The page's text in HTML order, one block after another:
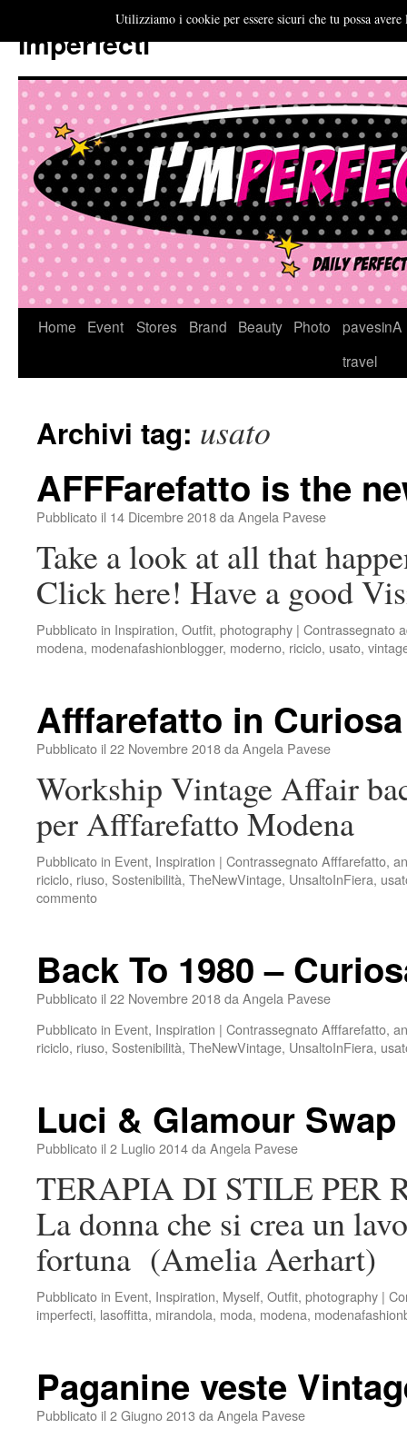
Imperfecti
VaiHome Event Stores Brand Beauty Photo
pavesinA
travel
Archivi tag: usato
AFFFarefatto is the
Pubblicato il 14 Dicembre 2018da Angela Pavese
Take a look at all that
Click here! Have a good
Pubblicato in Inspiration, Outfit, photography | Contrassegnato
modena, modenafashionblogger, moderno, riciclo, usato,
Afffarefatto in
Pubblicato il 22 Novembre 2018da Angela Pavese
Workship Vintage Affair
per Afffarefatto Modena
Pubblicato in Event, Inspiration | ContrassegnatoAfffarefatto,
riciclo, riuso, Sostenibilità, TheNewVintage, UnsaltoInFiera,
commento
Back To 1980 –
Pubblicato il 22 Novembre 2018da Angela Pavese
Pubblicato in Event, Inspiration | ContrassegnatoAfffarefatto,
riciclo, riuso, Sostenibilità, TheNewVintage, UnsaltoInFiera,
Luci & Glamour
Pubblicato il 2 Luglio 2014da Angela Pavese
TERAPIA DI STILE PER
La donna che si crea un
fortuna (Amelia Aerhart)
Pubblicato in Event, Inspiration, Myself, Outfit, photography |
imperfecti, lasoffitta, mirandola, moda, modena,
Paganine veste
Pubblicato il 2 Giugno 2013 da Angela Pavese
Utilizziamo i cookie per essere sicuri che tu possa